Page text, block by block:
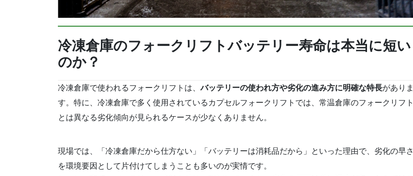
冷凍倉庫のフォークリフトバッテリー寿命は本当に短い
のか？
冷凍倉庫で使われるフォークリフトは、バッテリーの使われ方や劣化の進み方に明確な特長がありま
す。特に、冷凍倉庫で多く使用されているカプセルフォークリフトでは、常温倉庫のフォークリフト
とは異なる劣化傾向が見られるケースが少なくありません。
現場では、「冷凍倉庫だから仕方ない」「バッテリーは消耗品だから」といった理由で、劣化の早さ
を環境要因として片付けてしまうことも多いのが実情です。